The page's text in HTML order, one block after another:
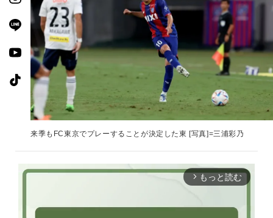
来季もFC東京でプレーすることが決定した東 [写真]=三浦彩乃
arrow_forward_ios もっと読む